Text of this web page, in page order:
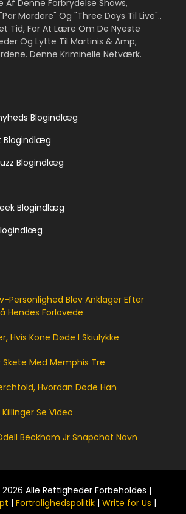
Af Denne Forbrydelse Shows,
Mordere" Og "Three Days Til Live".,
Tid, For At Lære Om De Nyeste
Og Lytte Til Martinis & Amp;
Denne Kriminelle Netværk.
Blogindlæg
Blogindlæg
Blogindlæg
Blogindlæg
Personlighed Blev Anklager Efter
Hendes Forlovede
Hvis Kone Døde I Skiulykke
Skete Med Memphis Tre
Hvordan Døde Han
Killinger Se Video
Beckham Jr Snapchat Navn
Alle Rettigheder Forbeholdes |
| Fortrolighedspolitik | Write for Us |